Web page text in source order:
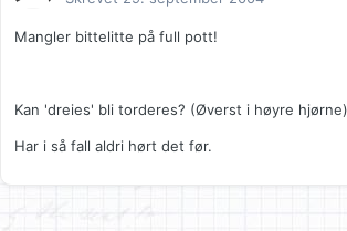
Mangler bittelitte på full pott!
Kan 'dreies' bli torderes? (Øverst i høyre hjørne)
Har i så fall aldri hørt det før.